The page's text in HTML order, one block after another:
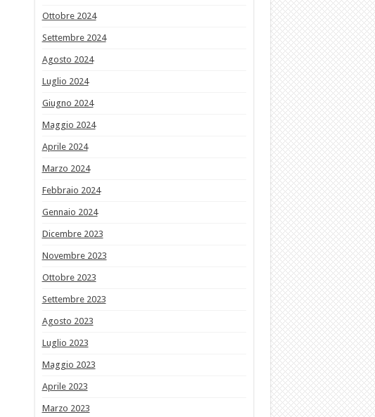
Ottobre 2024
Settembre 2024
Agosto 2024
Luglio 2024
Giugno 2024
Maggio 2024
Aprile 2024
Marzo 2024
Febbraio 2024
Gennaio 2024
Dicembre 2023
Novembre 2023
Ottobre 2023
Settembre 2023
Agosto 2023
Luglio 2023
Maggio 2023
Aprile 2023
Marzo 2023